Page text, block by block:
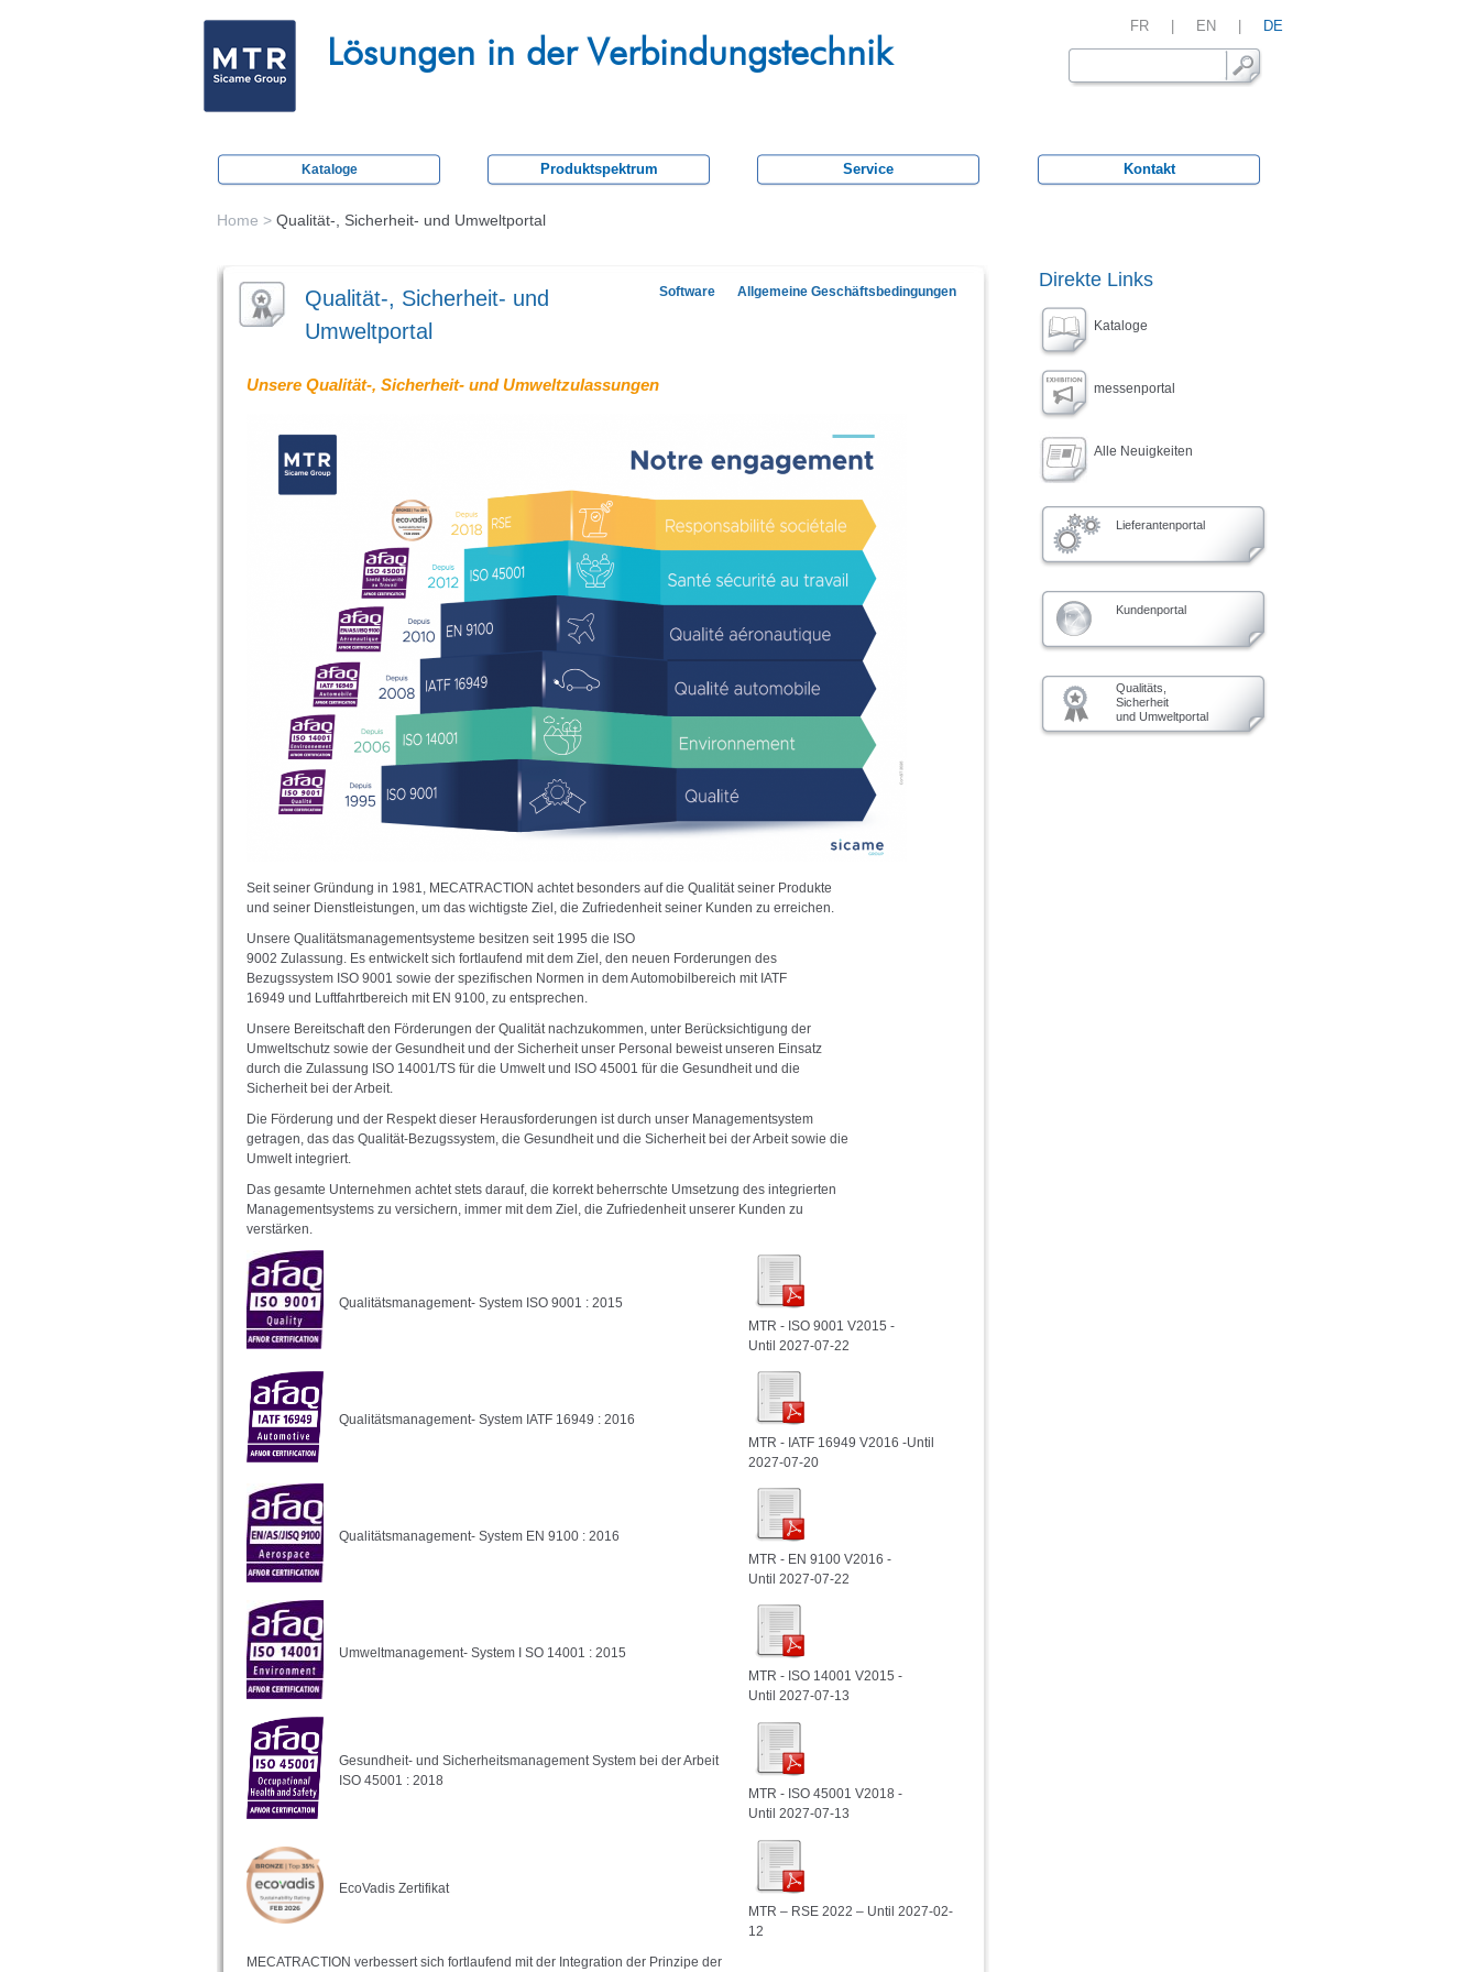
main
t
r
a
n
Lösungen in der Verbindungstechnik
FR EN DE
Kataloge Produktspektrum Service Kontakt
are
Home > Qualität-, Sicherheit- und Umweltportal
Software Allgemeine Geschäftsbedingungen
Qualität-, Sicherheit- und
Umweltportal
Unsere Qualität-, Sicherheit- und Umweltzulassungen
Seit seiner Gründung in 1981, MECATRACTION achtet besonders auf die Qualität seiner Produkte
und seiner Dienstleistungen, um das wichtigste Ziel, die Zufriedenheit seiner Kunden zu erreichen.
Unsere Qualitätsmanagementsysteme besitzen seit 1995 die ISO
9002 Zulassung. Es entwickelt sich fortlaufend mit dem Ziel, den neuen Forderungen des
Bezugssystem ISO 9001 sowie der spezifischen Normen in dem Automobilbereich mit IATF
16949 und Luftfahrtbereich mit EN 9100, zu entsprechen.
Unsere Bereitschaft den Förderungen der Qualität nachzukommen, unter Berücksichtigung der
Umweltschutz sowie der Gesundheit und der Sicherheit unser Personal beweist unseren Einsatz
durch die Zulassung ISO 14001/TS für die Umwelt und ISO 45001 für die Gesundheit und die
Sicherheit bei der Arbeit.
Die Förderung und der Respekt dieser Herausforderungen ist durch unser Managementsystem
getragen, das das Qualität-Bezugssystem, die Gesundheit und die Sicherheit bei der Arbeit sowie die
Umwelt integriert.
Das gesamte Unternehmen achtet stets darauf, die korrekt beherrschte Umsetzung des integrierten
Managementsystems zu versichern, immer mit dem Ziel, die Zufriedenheit unserer Kunden zu
verstärken.
Qualitätsmanagement- System ISO 9001 : 2015
MTR - ISO 9001 V2015 -
Until 2027-07-22
Qualitätsmanagement- System IATF 16949 : 2016
MTR - IATF 16949 V2016 -Until
2027-07-20
Qualitätsmanagement- System EN 9100 : 2016
MTR - EN 9100 V2016 -
Until 2027-07-22
Umweltmanagement- System I SO 14001 : 2015
MTR - ISO 14001 V2015 -
Until 2027-07-13
Gesundheit- und Sicherheitsmanagement System bei der Arbeit
ISO 45001 : 2018
MTR - ISO 45001 V2018 -
Until 2027-07-13
EcoVadis Zertifikat
MTR – RSE 2022 – Until 2027-02-
12
MECATRACTION verbessert sich fortlaufend mit der Integration der Prinzipe der
Direkte Links
Kataloge
messenportal
Alle Neuigkeiten
Lieferantenportal
Kundenportal
Qualitäts,
Sicherheit
und Umweltportal